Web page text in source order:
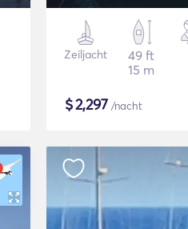
Zeiljacht
49 ft
15 m
$2,297 /nacht